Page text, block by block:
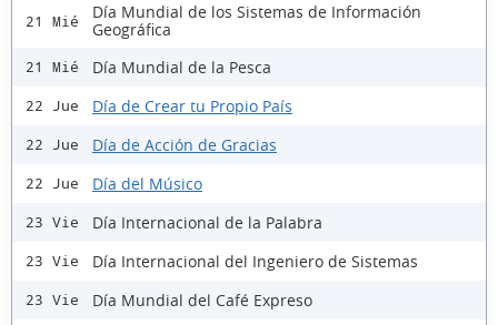
21 Mié
Día Mundial de los Sistemas de Información
Geográfica
21 Mié Día Mundial de la Pesca
22 Jue Día de Crear tu Propio País
22 Jue Día de Acción de Gracias
22 Jue Día del Músico
23 Vie Día Internacional de la Palabra
23 Vie Día Internacional del Ingeniero de Sistemas
23 Vie Día Mundial del Café Expreso